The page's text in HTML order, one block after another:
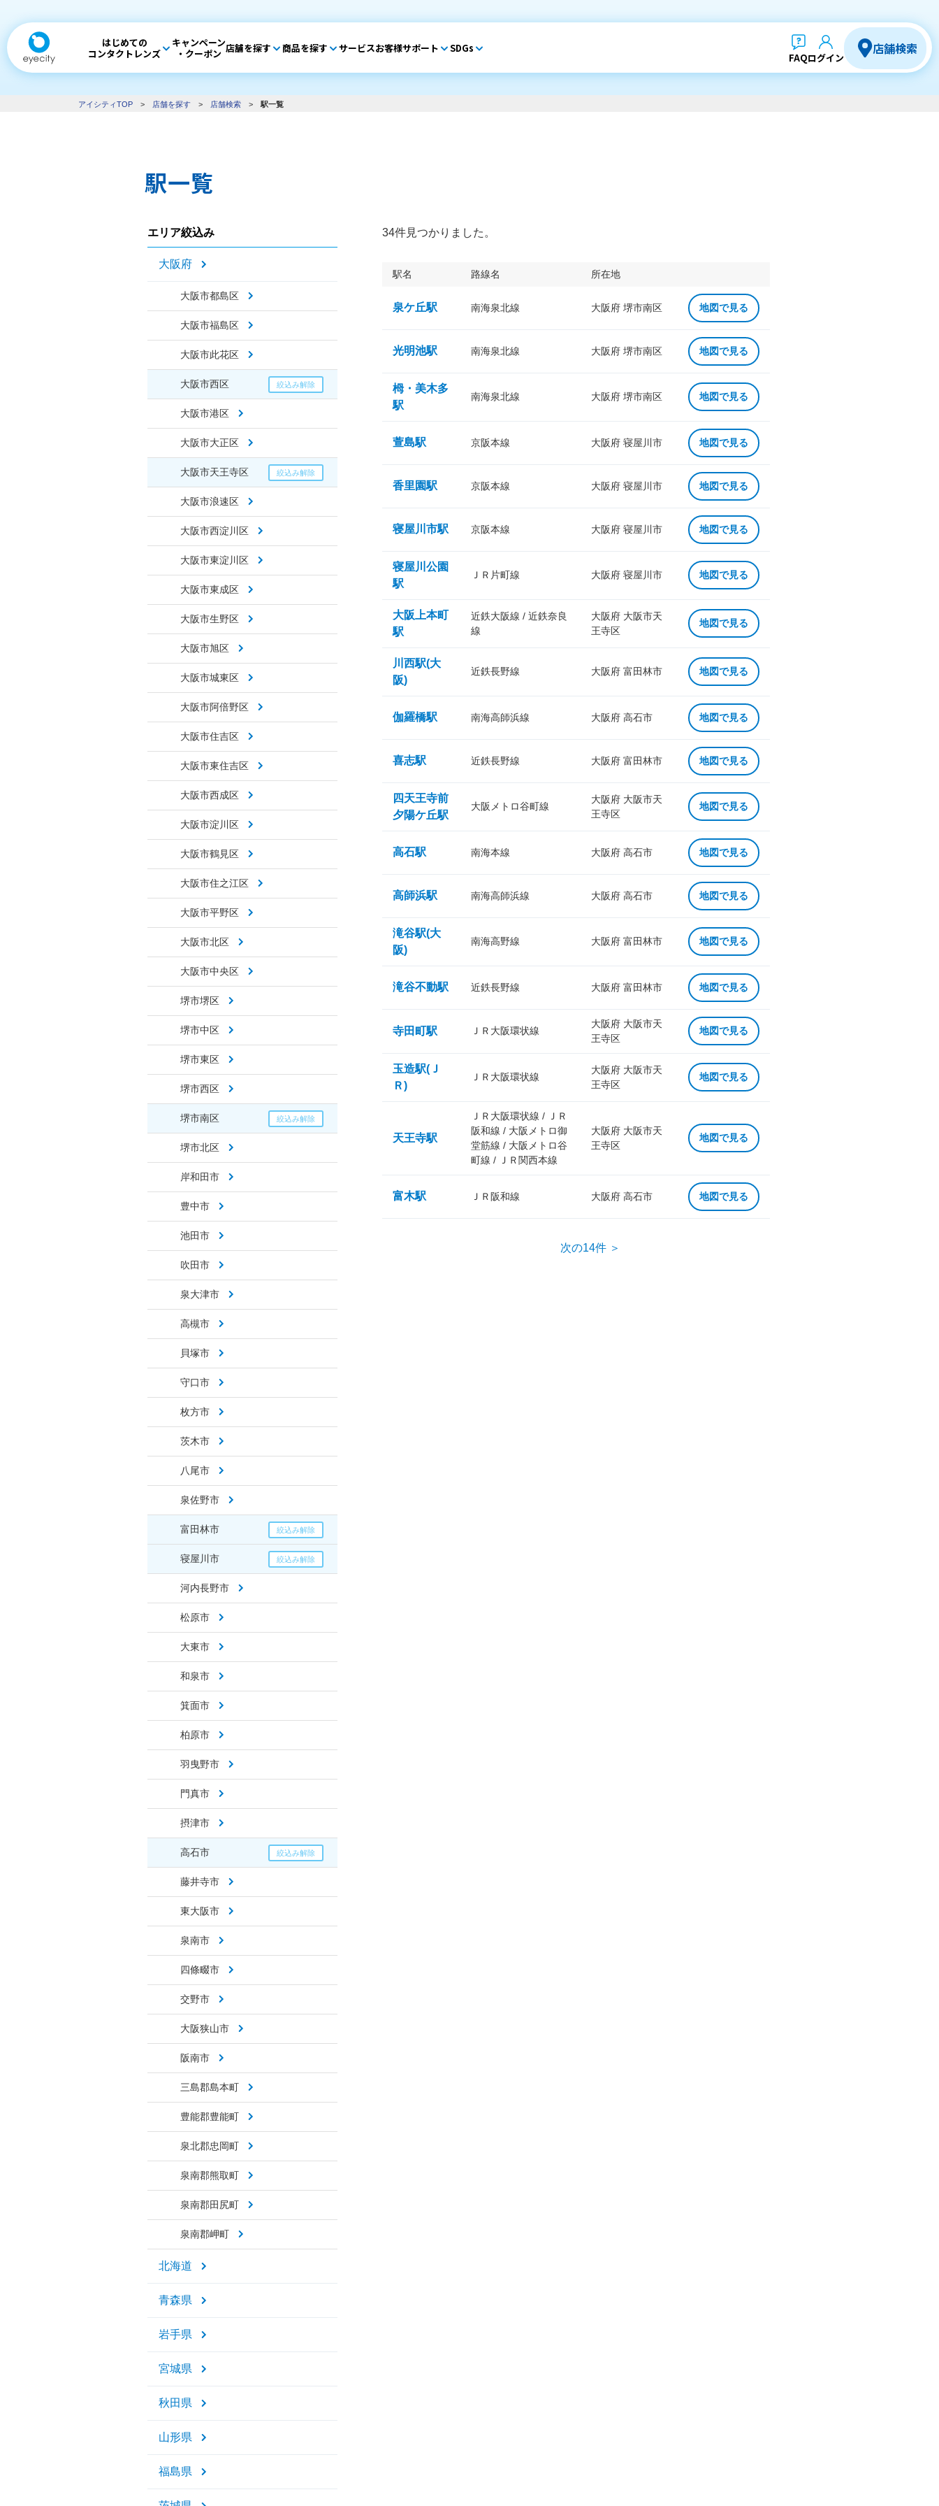
はじめての
コンタクトレンズ
キャンペーン
・クーポン 店舗を探す 商品を探す サービスお客様サポート SDGs
FAQログイン
店舗検索
アイシティTOP > 店舗を探す > 店舗検索 > 駅一覧
駅一覧
エリア絞込み
大阪府
大阪市都島区
大阪市福島区
大阪市此花区
大阪市西区
大阪市港区
大阪市大正区
大阪市天王寺区
大阪市浪速区
大阪市西淀川区
大阪市東淀川区
大阪市東成区
大阪市生野区
大阪市旭区
大阪市城東区
大阪市阿倍野区
大阪市住吉区
大阪市東住吉区
大阪市西成区
大阪市淀川区
大阪市鶴見区
大阪市住之江区
大阪市平野区
大阪市北区
大阪市中央区
堺市堺区
堺市中区
堺市東区
堺市西区
堺市南区
堺市北区
岸和田市
豊中市
池田市
吹田市
泉大津市
高槻市
貝塚市
守口市
枚方市
茨木市
八尾市
泉佐野市
富田林市
寝屋川市
河内長野市
松原市
大東市
和泉市
箕面市
柏原市
羽曳野市
門真市
摂津市
高石市
藤井寺市
東大阪市
泉南市
四條畷市
交野市
大阪狭山市
阪南市
三島郡島本町
豊能郡豊能町
泉北郡忠岡町
泉南郡熊取町
泉南郡田尻町
泉南郡岬町
北海道
青森県
岩手県
宮城県
秋田県
山形県
福島県
34件見つかりました。
駅名 路線名 所在地
泉ケ丘駅 南海泉北線 大阪府 堺市南区 地図で見る
光明池駅 南海泉北線 大阪府 堺市南区 地図で見る
栂・美木多
駅
南海泉北線 大阪府 堺市南区 地図で見る
萱島駅 京阪本線 大阪府 寝屋川市 地図で見る
香里園駅 京阪本線 大阪府 寝屋川市 地図で見る
寝屋川市駅 京阪本線 大阪府 寝屋川市 地図で見る
寝屋川公園
駅
ＪＲ片町線 大阪府 寝屋川市 地図で見る
大阪上本町
駅
近鉄大阪線 / 近鉄奈良
線
大阪府 大阪市天
王寺区
地図で見る
川西駅(大
阪)
近鉄長野線 大阪府 富田林市 地図で見る
伽羅橋駅 南海高師浜線 大阪府 高石市 地図で見る
喜志駅 近鉄長野線 大阪府 富田林市 地図で見る
四天王寺前
夕陽ケ丘駅
大阪メトロ谷町線
大阪府 大阪市天
王寺区
地図で見る
高石駅 南海本線 大阪府 高石市 地図で見る
高師浜駅 南海高師浜線 大阪府 高石市 地図で見る
滝谷駅(大
阪)
南海高野線 大阪府 富田林市 地図で見る
滝谷不動駅 近鉄長野線 大阪府 富田林市 地図で見る
寺田町駅 ＪＲ大阪環状線
大阪府 大阪市天
王寺区
地図で見る
玉造駅(Ｊ
Ｒ)
ＪＲ大阪環状線
大阪府 大阪市天
王寺区
地図で見る
天王寺駅
ＪＲ大阪環状線 / ＪＲ
阪和線 / 大阪メトロ御
堂筋線 / 大阪メトロ谷
町線 / ＪＲ関西本線
大阪府 大阪市天
王寺区
地図で見る
富木駅 ＪＲ阪和線 大阪府 高石市 地図で見る
次の14件 ＞